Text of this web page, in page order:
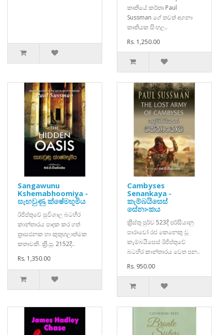
කෘතියේ කර්තෘ Paul
Sussman ගේ තවත් අගනා
කෘතියක සිංහල..
Rs. 1,250.00
Sangawunu
Kshemabhoomiya -
සැඟවුණු ක්ෂේමභූමිය
ඊජිප්තුවේ සුවිශාල බටහිර
කාන්තාරය පාදක කර ගත්
ත‍්‍රාසජනක හා කුතුහලාත්මක
කතාවකි. ක‍්‍රි.පූ. 2152දී..
Rs. 1,350.00
Cambyses
Senankaya -
කැම්බයිසෙස්
සේනාංකය
ක‍්‍රිස්තු පුර්ව 523දී පර්සියානු
පාරාවෝ රජ කෙනෙකු වූ
කැම්බයිසෙස් ඊජිප්තුවේ
බටහිර කාන්තාරය වෙත පන..
Rs. 950.00